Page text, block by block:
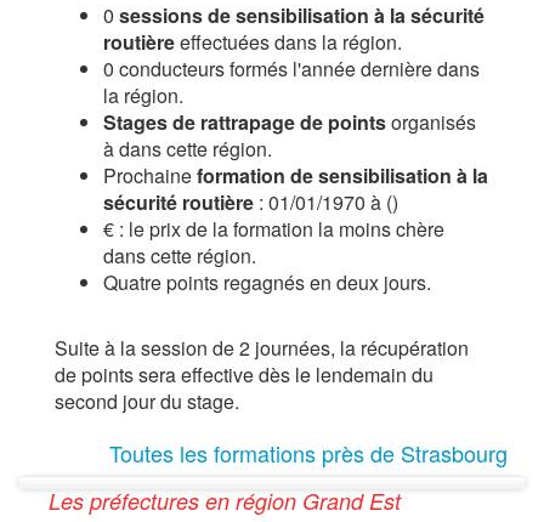
0 sessions de sensibilisation à la sécurité
routièreeffectuées dans la région.
0 conducteurs formés l'année dernière dans
la région.
Stages de rattrapage de pointsorganisés
à dans cette région.
Prochaineformation de sensibilisation à la
sécurité routière : 01/01/1970 à ()
€ : le prix de la formation la moins chère
dans cette région.
Quatre points regagnés en deux jours.
Suite à la session de 2 journées, la récupération
de points sera effective dès le lendemain du
second jour du stage.
Toutes les formations près de Strasbourg
Les préfectures en région Grand Est